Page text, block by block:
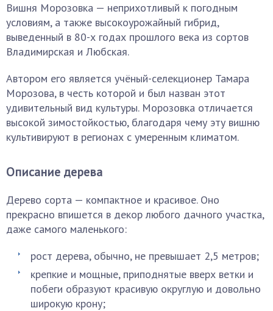
Вишня Морозовка — неприхотливый к погодным
условиям, а также высокоурожайный гибрид,
выведенный в 80-х годах прошлого века из сортов
Владимирская и Любская.
Автором его является учёный-селекционер Тамара
Морозова, в честь которой и был назван этот
удивительный вид культуры. Морозовка отличается
высокой зимостойкостью, благодаря чему эту вишню
культивируют в регионах с умеренным климатом.
Описание дерева
Дерево сорта — компактное и красивое. Оно
прекрасно впишется в декор любого дачного участка,
даже самого маленького:
рост дерева, обычно, не превышает 2,5 метров;
крепкие и мощные, приподнятые вверх ветки и
побеги образуют красивую округлую и довольно
широкую крону;